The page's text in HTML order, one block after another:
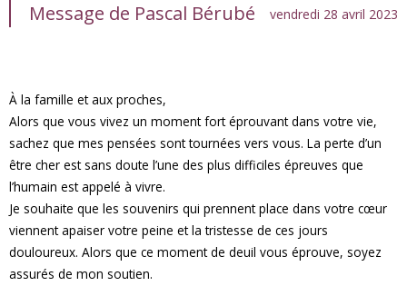
Message de Pascal Bérubé vendredi 28 avril 2023
À la famille et aux proches,
Alors que vous vivez un moment fort éprouvant dans votre vie,
sachez que mes pensées sont tournées vers vous. La perte d’un
être cher est sans doute l’une des plus difficiles épreuves que
l’humain est appelé à vivre.
Je souhaite que les souvenirs qui prennent place dans votre cœur
viennent apaiser votre peine et la tristesse de ces jours
douloureux. Alors que ce moment de deuil vous éprouve, soyez
assurés de mon soutien.